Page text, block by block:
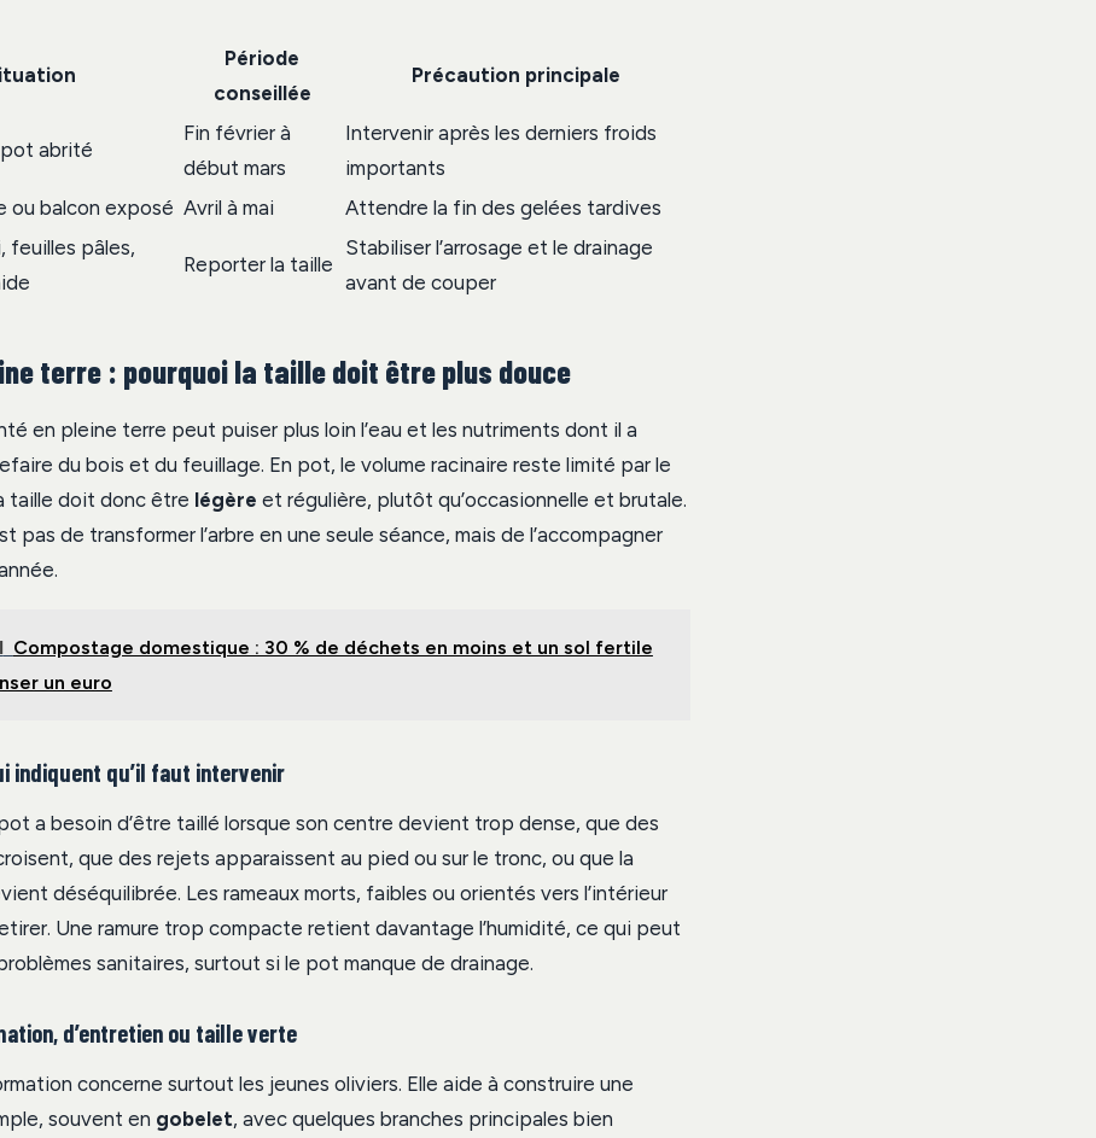
Période
conseillée
Précaution principale
abrité
Fin février à
début mars
Intervenir après les derniers froids
importants
ou balcon exposé Avril à mai
Attendre la fin des gelées tardives
feuilles pâles,
Reporter la taille
Stabiliser l’arrosage et le drainage
avant de couper
terre : pourquoi la taille doit être plus douce
en pleine terre peut puiser plus loin l’eau et les nutriments dont il a
du bois et du feuillage. En pot, le volume racinaire reste limité par le
taille doit donc être légère et régulière, plutôt qu’occasionnelle et brutale.
pas de transformer l’arbre en une seule séance, mais de l’accompagner
Compostage domestique : 30 % de déchets en moins et un sol fertile
un euro
indiquent qu’il faut intervenir
a besoin d’être taillé lorsque son centre devient trop dense, que des
que des rejets apparaissent au pied ou sur le tronc, ou que la
déséquilibrée. Les rameaux morts, faibles ou orientés vers l’intérieur
Une ramure trop compacte retient davantage l’humidité, ce qui peut
sanitaires, surtout si le pot manque de drainage.
d’entretien ou taille verte
concerne surtout les jeunes oliviers. Elle aide à construire une
souvent en gobelet, avec quelques branches principales bien